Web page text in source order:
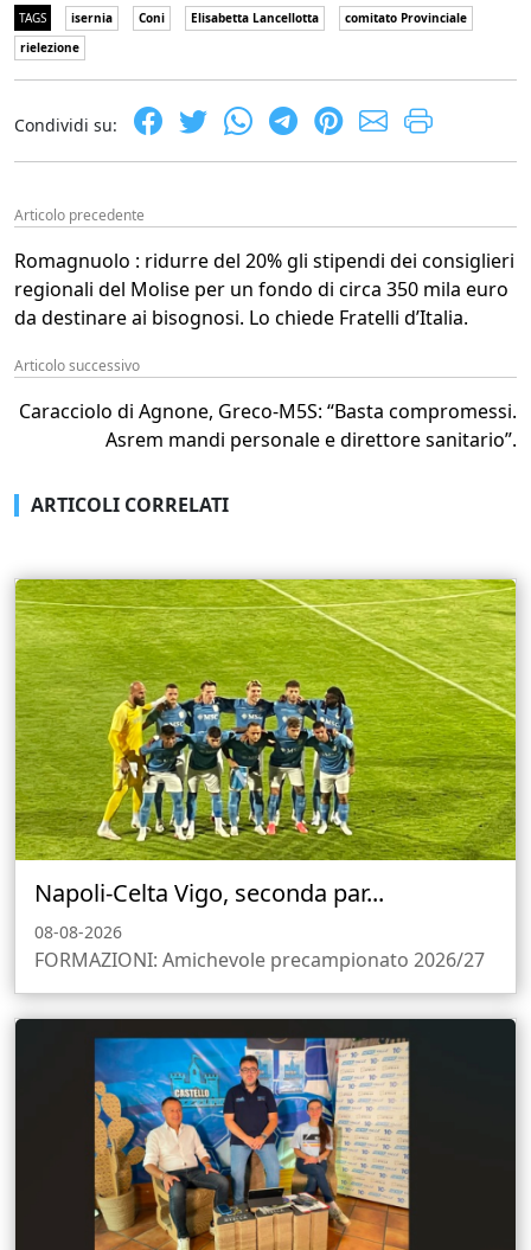
TAGS isernia Coni Elisabetta Lancellotta
comitato Provinciale
rielezione
Condividi su:
Articolo precedente
Romagnuolo : ridurre del 20% gli stipendi dei consiglieri
regionali del Molise per un fondo di circa 350 mila euro
da destinare ai bisognosi. Lo chiede Fratelli d’Italia.
Articolo successivo
Caracciolo di Agnone, Greco-M5S: “Basta compromessi.
Asrem mandi personale e direttore sanitario”.
ARTICOLI CORRELATI
Napoli-Celta Vigo, seconda par...
08-08-2026
FORMAZIONI: Amichevole precampionato 2026/27